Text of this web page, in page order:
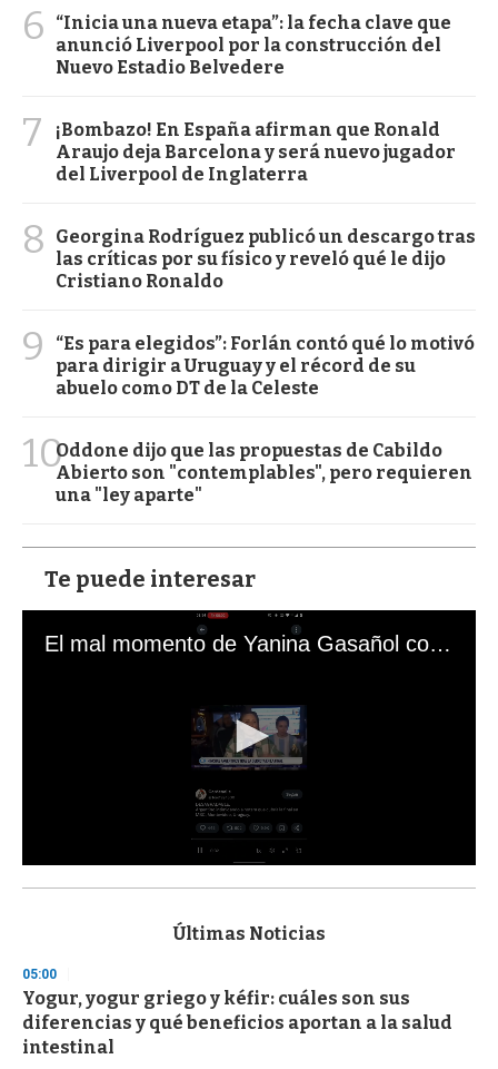
6
“Inicia una nueva etapa”: la fecha clave que
anunció Liverpool por la construcción del
Nuevo Estadio Belvedere
7
¡Bombazo! En España afirman que Ronald
Araujo deja Barcelona y será nuevo jugador
del Liverpool de Inglaterra
8
Georgina Rodríguez publicó un descargo tras
las críticas por su físico y reveló qué le dijo
Cristiano Ronaldo
9
“Es para elegidos”: Forlán contó qué lo motivó
para dirigir a Uruguay y el récord de su
abuelo como DT de la Celeste
10Oddone dijo que las propuestas de Cabildo
Abierto son "contemplables", pero requieren
una "ley aparte"
Te puede interesar
El mal momento de Yanina Gasañol con un hincha argentino en "Subrayado"
s
d
s
o
f
3
Últimas Noticias
05:00
Yogur, yogur griego y kéfir: cuáles son sus
diferencias y qué beneficios aportan a la salud
intestinal